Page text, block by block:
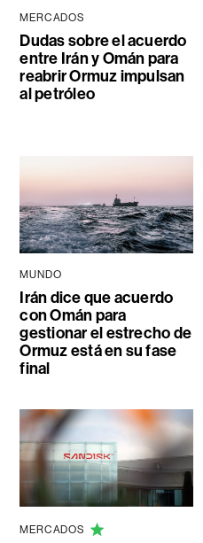
MERCADOS
Dudas sobre el acuerdo
entre Irán y Omán para
reabrir Ormuz impulsan
al petróleo
MUNDO
Irán dice que acuerdo
con Omán para
gestionar el estrecho de
Ormuz está en su fase
final
MERCADOS